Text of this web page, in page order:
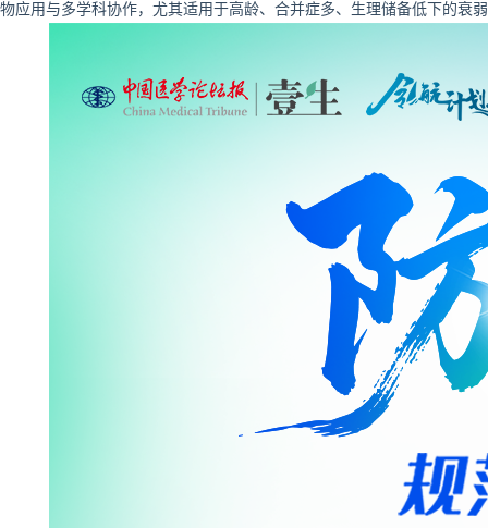
物应用与多学科协作，尤其适用于高龄、合并症多、生理储备低下的衰